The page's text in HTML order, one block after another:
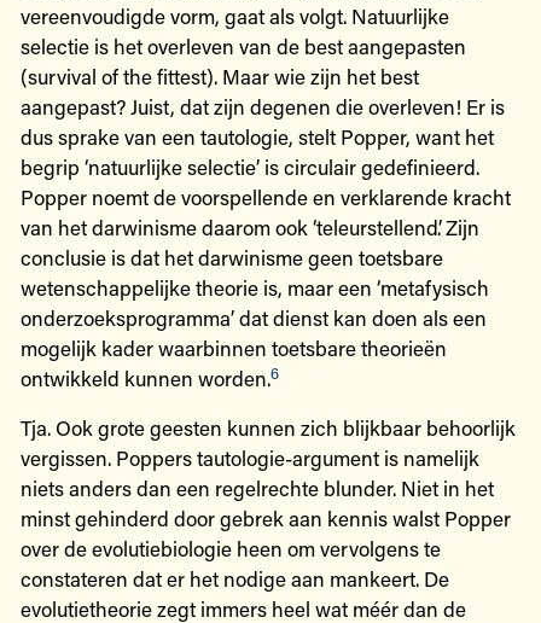
vereenvoudigde vorm, gaat als volgt. Natuurlijke
selectie is het overleven van de best aangepasten
(survival of the fittest). Maar wie zijn het best
aangepast? Juist, dat zijn degenen die overleven! Er is
dus sprake van een tautologie, stelt Popper, want het
begrip ‘natuurlijke selectie’ is circulair gedefinieerd.
Popper noemt de voorspellende en verklarende kracht
van het darwinisme daarom ook ‘teleurstellend’. Zijn
conclusie is dat het darwinisme geen toetsbare
wetenschappelijke theorie is, maar een ‘metafysisch
onderzoeksprogramma’ dat dienst kan doen als een
mogelijk kader waarbinnen toetsbare theorieën
ontwikkeld kunnen worden.6
Tja. Ook grote geesten kunnen zich blijkbaar behoorlijk
vergissen. Poppers tautologie-argument is namelijk
niets anders dan een regelrechte blunder. Niet in het
minst gehinderd door gebrek aan kennis walst Popper
over de evolutiebiologie heen om vervolgens te
constateren dat er het nodige aan mankeert. De
evolutietheorie zegt immers heel wat méér dan de